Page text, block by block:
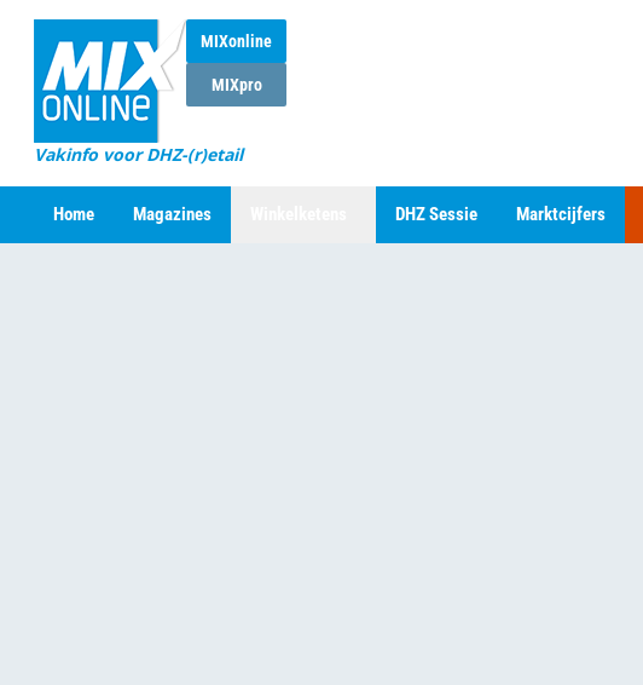
MIXonline
MIXpro
Vakinfo voor DHZ-(r)etail
Home Magazines DHZ Sessie Marktcijfers